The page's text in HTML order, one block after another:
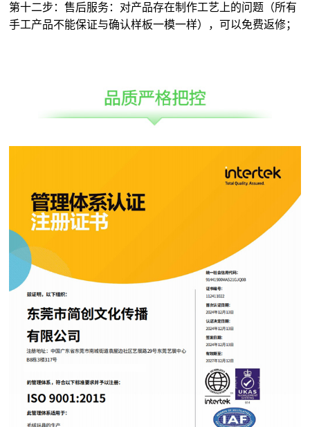
第十二步：售后服务：对产品存在制作工艺上的问题（所有
手工产品不能保证与确认样板一模一样），可以免费返修；